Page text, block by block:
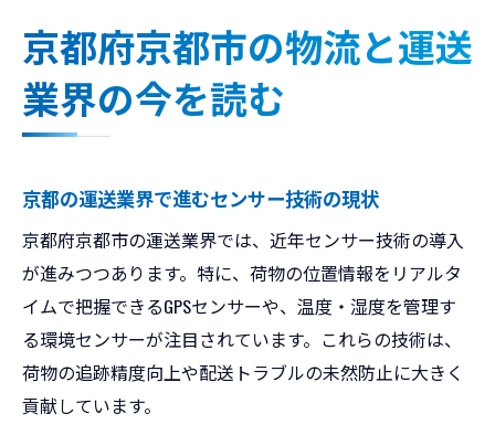
京都府京都市の物流と運送
業界の今を読む
京都の運送業界で進むセンサー技術の現状
京都府京都市の運送業界では、近年センサー技術の導入
が進みつつあります。特に、荷物の位置情報をリアルタ
イムで把握できるGPSセンサーや、温度・湿度を管理す
る環境センサーが注目されています。これらの技術は、
荷物の追跡精度向上や配送トラブルの未然防止に大きく
貢献しています。